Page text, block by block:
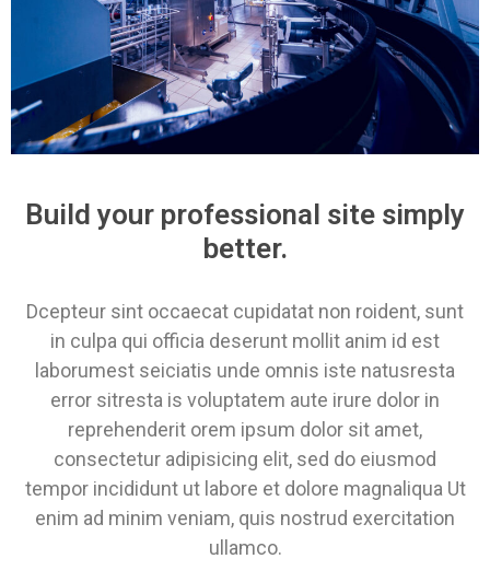
Build your professional site simply
better.
Dcepteur sint occaecat cupidatat non roident, sunt
in culpa qui officia deserunt mollit anim id est
laborumest seiciatis unde omnis iste natusresta
error sitresta is voluptatem aute irure dolor in
reprehenderit orem ipsum dolor sit amet,
consectetur adipisicing elit, sed do eiusmod
tempor incididunt ut labore et dolore magnaliqua Ut
enim ad minim veniam, quis nostrud exercitation
ullamco.